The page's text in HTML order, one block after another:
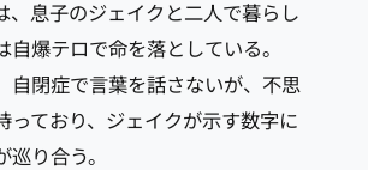
、息子のジェイクと二人で暮らし
自爆テロで命を落としている。
自閉症で言葉を話さないが、不思
っており、ジェイクが示す数字に
巡り合う。